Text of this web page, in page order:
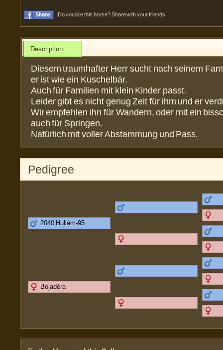
Do you like this horse? Share with your friends!
Description
Diesem traumhafter Herr sucht nach seinem
er ist wie ein Kuschelbär.
Auch für Familien mit klein Kinder passt.
Leider gibt es nicht genug Zeit für ihm und er
Wir empfehlen ihn für Wandern, oder mit ein
auch für Springen.
Natürlich mit voller Abstammung und Pass.
Pedigree
2040 Hullám-95
Bojadéra